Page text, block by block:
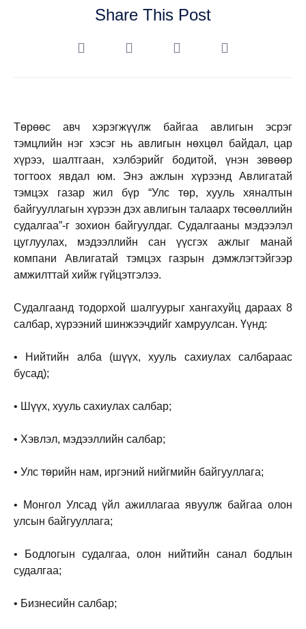
Share This Post
Төрөөс авч хэрэгжүүлж байгаа авлигын эсрэг
тэмцлийн нэг хэсэг нь авлигын нөхцөл байдал, цар
хүрээ, шалтгаан, хэлбэрийг бодитой, үнэн зөвөөр
тогтоох явдал юм. Энэ ажлын хүрээнд Авлигатай
тэмцэх газар жил бүр “Улс төр, хууль хяналтын
байгууллагын хүрээн дэх авлигын талаарх төсөөллийн
судалгаа”-г зохион байгуулдаг. Судалгааны мэдээлэл
цуглуулах, мэдээллийн сан үүсгэх ажлыг манай
компани Авлигатай тэмцэх газрын дэмжлэгтэйгээр
амжилттай хийж гүйцэтгэлээ.
Судалгаанд тодорхой шалгуурыг хангахуйц дараах 8
салбар, хүрээний шинжээчдийг хамруулсан. Үүнд:
• Нийтийн алба (шүүх, хууль сахиулах салбараас
бусад);
• Шүүх, хууль сахиулах салбар;
• Хэвлэл, мэдээллийн салбар;
• Улс төрийн нам, иргэний нийгмийн байгууллага;
• Монгол Улсад үйл ажиллагаа явуулж байгаа олон
улсын байгууллага;
• Бодлогын судалгаа, олон нийтийн санал бодлын
судалгаа;
• Бизнесийн салбар;